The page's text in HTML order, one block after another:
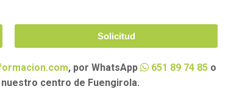
Solicitud
, por WhatsApp 651 89 74 85o
centro de Fuengirola.